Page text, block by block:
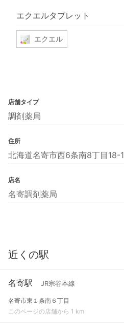
エクエルタブレット
エクエル
店舗タイプ
調剤薬局
住所
北海道名寄市西6条南8丁目18-1
店名
名寄調剤薬局
近くの駅
名寄駅 JR宗谷本線
名寄市東１条南６丁目
このページの店舗から 1 km